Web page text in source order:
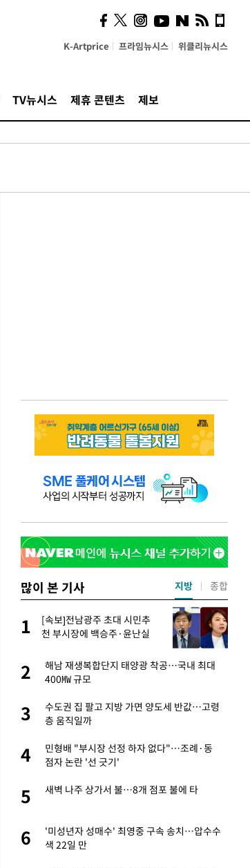
K-Artprice 프라임뉴시스 위클리뉴시스
TV뉴시스 제휴 콘텐츠 제보
많이 본 기사
1
[속보]전남광주 초대 시민추
천 부시장에 백승주·윤난실
2
해남 재생복합단지 태양광 착공…국내 최대
400㎿ 규모
3
수도권 집 팔고 지방 가면 양도세 반값…고령
층 움직일까
4
민형배 "부시장 선정 하자 없다"…조례·동
점자 논란 '선 긋기'
5 새벽 나주 상가서 불…8개 점포 불에 타
6
'미성년자 성매수' 최영중 구속 송치…압수수
색 22일 만
지방 종합